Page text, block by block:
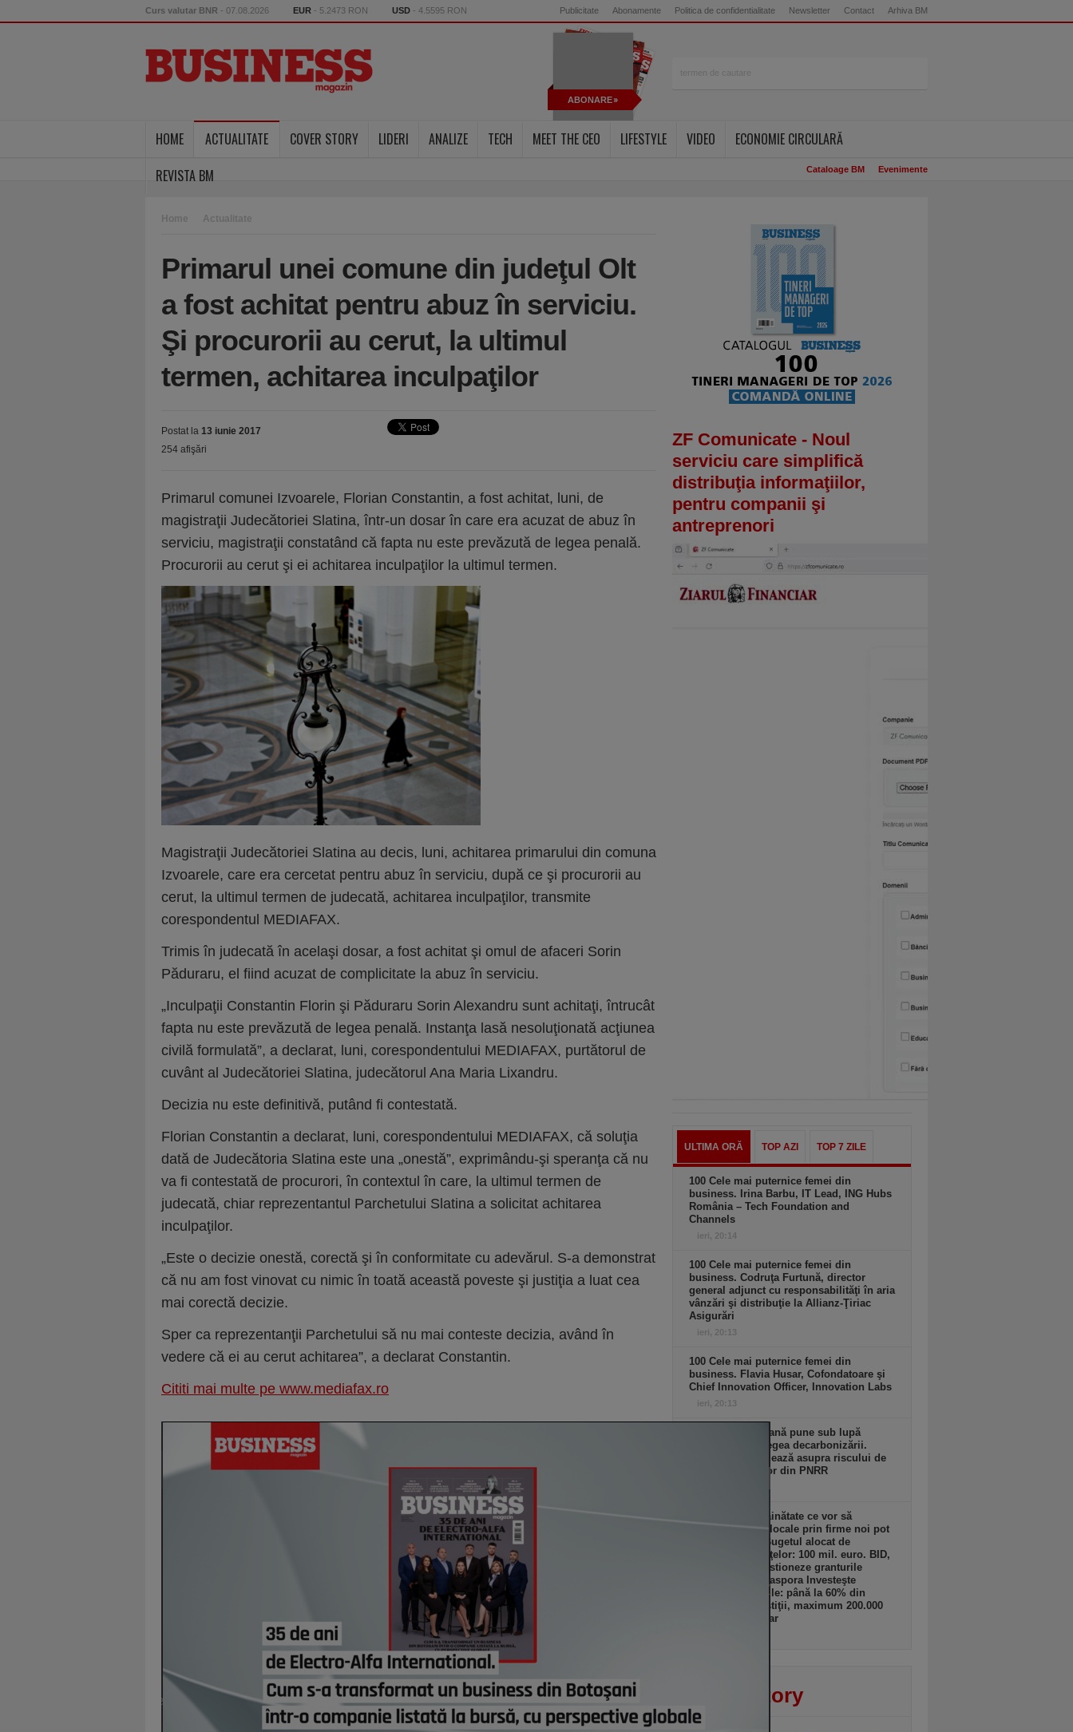
Curs valutar BNR - 07.08.2026 EUR - 5.2473 RON USD - 4.5595 RON Publicitate Abonamente Politica de confidentialitate Newsletter Contact Arhiva BM
ABONARE
HOME ACTUALITATE COVER STORY LIDERI ANALIZE TECH MEET THE CEO LIFESTYLE VIDEO
ECONOMIE CIRCULARĂ
REVISTA BM
Cataloage BM Evenimente
Home Actualitate
Primarul unei comune din judeţul Olt
a fost achitat pentru abuz în serviciu.
Şi procurorii au cerut, la ultimul
termen, achitarea inculpaţilor
Postat la 13 iunie 2017
254 afişări
Primarul comunei Izvoarele, Florian Constantin, a fost achitat, luni, de
magistraţii Judecătoriei Slatina, într-un dosar în care era acuzat de abuz în
serviciu, magistraţii constatând că fapta nu este prevăzută de legea penală.
Procurorii au cerut şi ei achitarea inculpaţilor la ultimul termen.
Magistraţii Judecătoriei Slatina au decis, luni, achitarea primarului din comuna
Izvoarele, care era cercetat pentru abuz în serviciu, după ce şi procurorii au
cerut, la ultimul termen de judecată, achitarea inculpaţilor, transmite
corespondentul MEDIAFAX.
Trimis în judecată în acelaşi dosar, a fost achitat şi omul de afaceri Sorin
Păduraru, el fiind acuzat de complicitate la abuz în serviciu.
„Inculpaţii Constantin Florin şi Păduraru Sorin Alexandru sunt achitaţi, întrucât
fapta nu este prevăzută de legea penală. Instanţa lasă nesoluţionată acţiunea
civilă formulată”, a declarat, luni, corespondentului MEDIAFAX, purtătorul de
cuvânt al Judecătoriei Slatina, judecătorul Ana Maria Lixandru.
Decizia nu este definitivă, putând fi contestată.
Florian Constantin a declarat, luni, corespondentului MEDIAFAX, că soluţia
dată de Judecătoria Slatina este una „onestă”, exprimându-şi speranţa că nu
va fi contestată de procurori, în contextul în care, la ultimul termen de
judecată, chiar reprezentantul Parchetului Slatina a solicitat achitarea
inculpaţilor.
„Este o decizie onestă, corectă şi în conformitate cu adevărul. S-a demonstrat
că nu am fost vinovat cu nimic în toată această poveste şi justiţia a luat cea
mai corectă decizie.
Sper ca reprezentanţii Parchetului să nu mai conteste decizia, având în
vedere că ei au cerut achitarea”, a declarat Constantin.
Cititi mai multe pe www.mediafax.ro
ZF Comunicate - Noul
serviciu care simplifică
distribuţia informaţiilor,
pentru companii şi
antreprenori
ULTIMA ORĂ TOP AZI TOP 7 ZILE
100 Cele mai puternice femei din
business. Irina Barbu, IT Lead, ING Hubs
România – Tech Foundation and
Channels
ieri, 20:14
100 Cele mai puternice femei din
business. Codruţa Furtună, director
general adjunct cu responsabilităţi în aria
vânzări şi distribuţie la Allianz-Ţiriac
Asigurări
ieri, 20:13
100 Cele mai puternice femei din
business. Flavia Husar, Cofondatoare şi
Chief Innovation Officer, Innovation Labs
ieri, 20:13
Comisia Europeană pune sub lupă
modificările la legea decarbonizării.
Bruxelles avertizează asupra riscului de
pierdere a banilor din PNRR
Românii din străinătate ce vor să
dezvolte afaceri locale prin firme noi pot
primi granturi. Bugetul alocat de
Ministerul Finanţelor: 100 mil. euro. BID,
mandatată să gestioneze granturile
programului „Diaspora Investeşte
Acasă”. Granturile: până la 60% din
creditul de investiţii, maximum 200.000
de euro/beneficiar
Cover story